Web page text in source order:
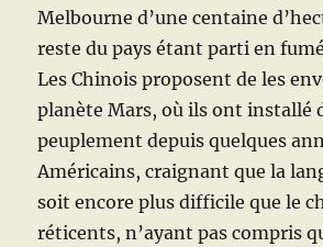
Melbourne d’une centaine
reste du pays étant parti en
Les Chinois proposent de les
planète Mars, où ils ont installé
peuplement depuis quelques
Américains, craignant que la
soit encore plus difficile que le
réticents, n’ayant pas compris